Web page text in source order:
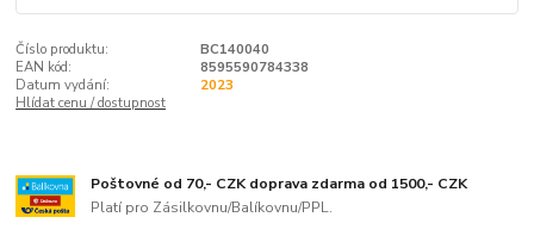
Číslo produktu:
BC140040
EAN kód:
8595590784338
Datum vydání:
2023
Hlídat cenu / dostupnost
Poštovné od 70,- CZK doprava zdarma od 1500,- CZK
Platí pro Zásilkovnu/Balíkovnu/PPL.